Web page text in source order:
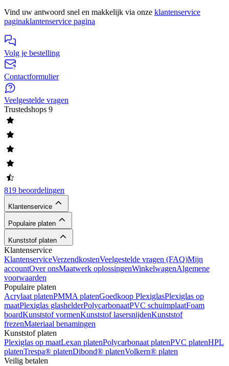
Vind uw antwoord snel en makkelijk via onze klantenservice
paginaklantenservice pagina
Volg je bestelling
Contactformulier
Veelgestelde vragen
Trustedshops 9
819 beoordelingen
Klantenservice
Populaire platen
Kunststof platen
Klantenservice
KlantenserviceVerzendkostenVeelgestelde vragen (FAQ)Mijn
accountOver onsMaatwerk oplossingenWinkelwagenAlgemene
voorwaarden
Populaire platen
Acrylaat platenPMMA platenGoedkoop PlexiglasPlexiglas op
maatPlexiglas glashelderPolycarbonaatPVC schuimplaatFoam
boardKunststof vormenKunststof lasersnijdenKunststof
frezenMateriaal benamingen
Kunststof platen
Plexiglas op maatLexan platenPolycarbonaat platenPVC platenHPL
platenTrespa® platenDibond® platenVolkern® platen
Veilig betalen